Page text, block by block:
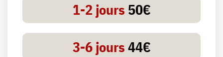
1-2 jours 50€
3-6 jours44€